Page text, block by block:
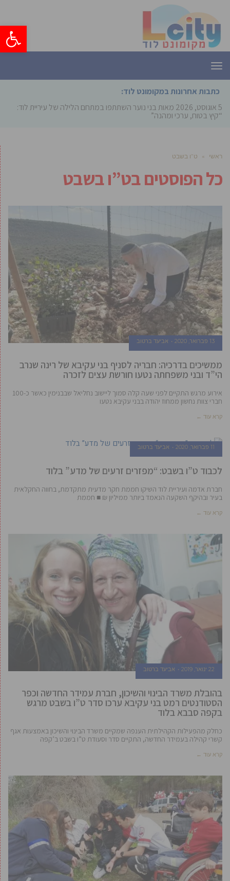
פתח
תפריט
כתבות אחרונות במקומונט לוד:
5 אוגוסט, 2026
מאות בני נוער השתתפו במתחם הלילה של עיריית לוד:
“קיץ בטוח, ערכי ומהנה”
ראשי » ט”ו בשבט
כל הפוסטים בט”ו בשבט
13 פברואר, 2020 אביעד ברטוב
ממשיכים בדרכיה: חבריה לסניף בני עקיבא של רינה שנרב
הי”ד ובני משפחתה נטעו חורשת עצים לזכרה
אירוע מרגש התקיים לפני שעה קלה סמוך ליישוב נחליאל שבבנימין כאשר כ-100
חברי צוות נחשון ממחוז יהודה בבני עקיבא נטעו
קרא עוד ←
11 פברואר, 2020 אביעד ברטוב
לכבוד ט”ו בשבט: “מפזרים זרעים של מדע” בלוד
חברת אדמה ועיריית לוד השיקו חממת חקר מדעית מתקדמת, בחווה החקלאית
בעיר ובהיקף השקעה הנאמד ביותר ממיליון ₪ ■ חממת
קרא עוד ←
22 ינואר, 2019 אביעד ברטוב
בהובלת משרד הבינוי והשיכון, חברת עמידר החדשה וכפר
הסטודנטים רמט בני עקיבא ערכו סדר ט”ו בשבט מרגש
בקפה סבבא בלוד
כחלק מהפעילות הקהילתית הענפה שמקיים משרד הבינוי והשיכון באמצעות אגף
קשרי קהילה בעמידר החדשה, התקיים סדר וסעודת ט”ו בשבט ב’קפה
קרא עוד ←